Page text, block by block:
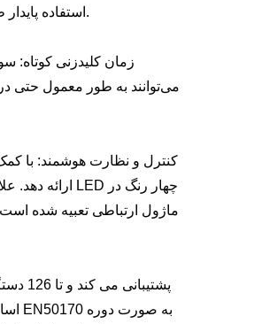
استفاده پایدار طولانی‌مدت از محصول پشتیبانی می‌کند و در عین حال هزینه‌های نگهداری و تعویض را به حداقل می‌رساند.
زمان کلیدزنی کوتاه:
می‌توانند به طور معمول حتی
کنترل و نظارت هوشمند: با
ماژول ارتباطی تعبیه شده